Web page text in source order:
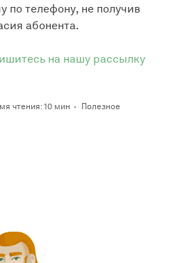
по телефону, не получив
абонента.
на нашу рассылку
чтения: 10 мин Полезное